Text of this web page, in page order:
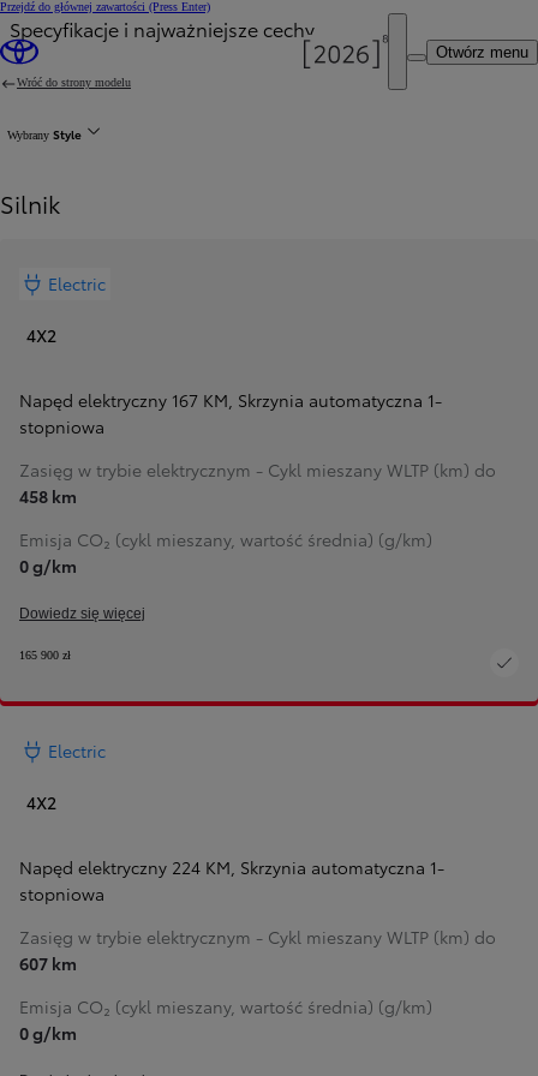
Przejdź do głównej zawartości (Press Enter)
Otwórz menu
Specyfikacje i najważniejsze cechy
Wróć do strony modelu
Wybrany Style
Silnik
Electric
4X2
Napęd elektryczny 167 KM, Skrzynia automatyczna 1-
stopniowa
Zasięg w trybie elektrycznym - Cykl mieszany WLTP (km) do
458 km
Emisja CO₂ (cykl mieszany, wartość średnia) (g/km)
0 g/km
Dowiedz się więcej
165 900 zł
Electric
4X2
Napęd elektryczny 224 KM, Skrzynia automatyczna 1-
stopniowa
Zasięg w trybie elektrycznym - Cykl mieszany WLTP (km) do
607 km
Emisja CO₂ (cykl mieszany, wartość średnia) (g/km)
0 g/km